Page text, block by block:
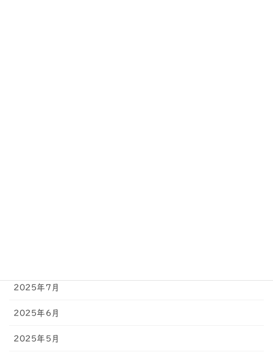
2025年7月
2025年6月
2025年5月